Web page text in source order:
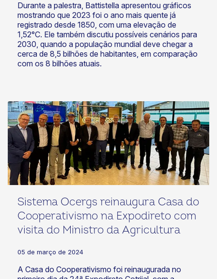
Durante a palestra, Battistella apresentou gráficos
mostrando que 2023 foi o ano mais quente já
registrado desde 1850, com uma elevação de
1,52°C. Ele também discutiu possíveis cenários para
2030, quando a população mundial deve chegar a
cerca de 8,5 bilhões de habitantes, em comparação
com os 8 bilhões atuais.
Sistema Ocergs reinaugura Casa do
Cooperativismo na Expodireto com
visita do Ministro da Agricultura
05 de março de 2024
A Casa do Cooperativismo foi reinaugurada no